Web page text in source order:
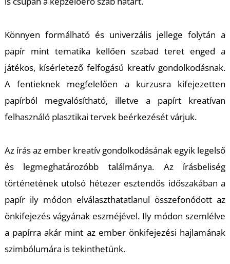
Könnyen formálható és univerzális jellege folytán a
papír mint tematika kellően szabad teret enged a
játékos, kísérletező felfogású kreatív gondolkodásnak.
A fentieknek megfelelően a kurzusra kifejezetten
papírból megvalósítható, illetve a papírt kreatívan
felhasználó plasztikai tervek beérkezését várjuk.
Az írás az ember kreatív gondolkodásának egyik legelső
és legmeghatározóbb találmánya. Az írásbeliség
történetének utolsó hétezer esztendős időszakában a
papír ily módon elválaszthatatlanul összefonódott az
önkifejezés vágyának eszméjével. Ily módon szemlélve
a papírra akár mint az ember önkifejezési hajlamának
szimbólumára is tekinthetünk.